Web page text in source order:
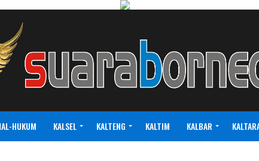
HUKUM KALSEL KALTENG KALTIM KALBAR